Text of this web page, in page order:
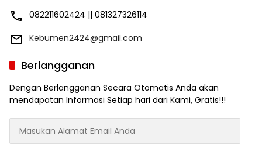
082211602424 || 081327326114
Kebumen2424@gmail.com
Berlangganan
Dengan Berlangganan Secara Otomatis Anda akan
mendapatan Informasi Setiap hari dari Kami, Gratis!!!
Alamat